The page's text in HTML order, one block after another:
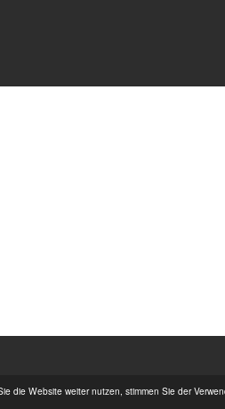
die Website weiter nutzen, stimmen Sie der